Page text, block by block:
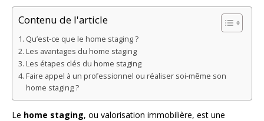
Contenu de l'article
Qu’est-ce que le home staging ?
Les avantages du home staging
Les étapes clés du home staging
Faire appel à un professionnel ou réaliser soi-même son
home staging ?
Le home staging, ou valorisation immobilière, est une